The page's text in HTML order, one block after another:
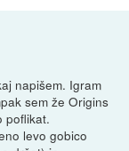
napišem. Igram
sem že Origins
poflikat.
levo gobico